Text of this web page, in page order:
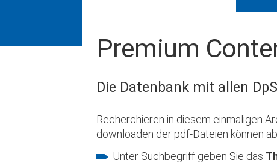
Premium
Die Datenbank mit allen
Recherchieren in diesem einmaligen
downloaden der pdf-Dateien können
Unter Suchbegriff geben Sie das